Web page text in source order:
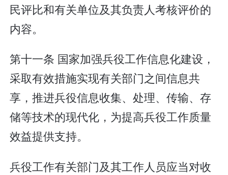
民评比和有关单位及其负责人考核评价的
内容。
第十一条 国家加强兵役工作信息化建设，
采取有效措施实现有关部门之间信息共
享，推进兵役信息收集、处理、传输、存
储等技术的现代化，为提高兵役工作质量
效益提供支持。
兵役工作有关部门及其工作人员应当对收